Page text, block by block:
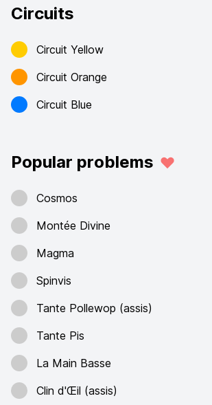
Circuits
Circuit Yellow
Circuit Orange
Circuit Blue
Popular problems
Cosmos
Montée Divine
Magma
Spinvis
Tante Pollewop (assis)
Tante Pis
La Main Basse
Clin d'Œil (assis)